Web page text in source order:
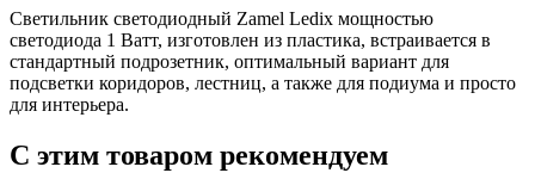
Светильник светодиодный Zamel Ledix мощностью
светодиода 1 Ватт, изготовлен из пластика, встраивается в
стандартный подрозетник, оптимальный вариант для
подсветки коридоров, лестниц, а также для подиума и просто
для интерьера.
С этим товаром рекомендуем